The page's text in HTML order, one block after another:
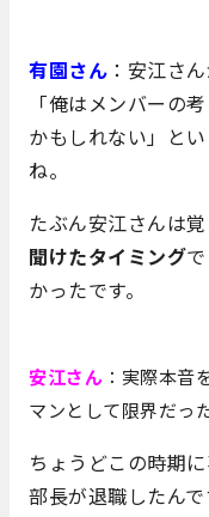
有園さん ：安江さ
「俺はメンバーの
かもしれない」と
ね。
たぶん安江さんは
聞けたタイミング
かったです。
安江さん ：実際本音
マンとして限界だっ
ちょうどこの時期
部長が退職したん